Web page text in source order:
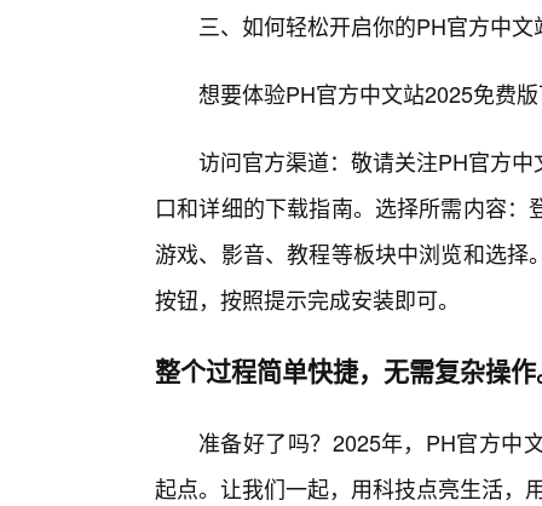
三、如何轻松开启你的PH官方中
想要体验PH官方中文站2025免费
访问官方渠道：敬请关注PH官方
口和详细的下载指南。选择所需内容
游戏、影音、教程等板块中浏览和选
按钮，按照提示完成安装即可。
整个过程简单快捷，无需复杂操
准备好了吗？2025年，PH官方中
起点。让我们一起，用科技点亮生活，